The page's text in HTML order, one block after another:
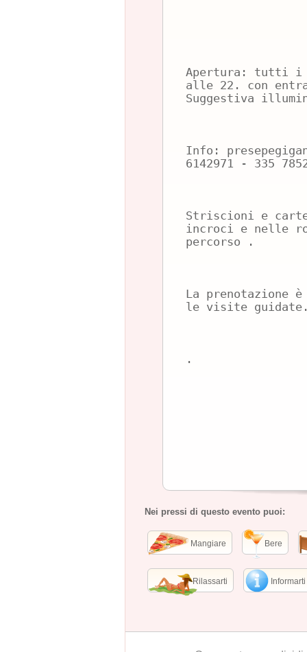
Apertura: tutti i
alle 22. con
Suggestiva
Info:
6142971 - 335
Striscioni e
incroci e nelle
percorso .
La prenotazione
le visite
.
Nei pressi di questo evento puoi:
Mangiare Bere
Rilassarti Informarti